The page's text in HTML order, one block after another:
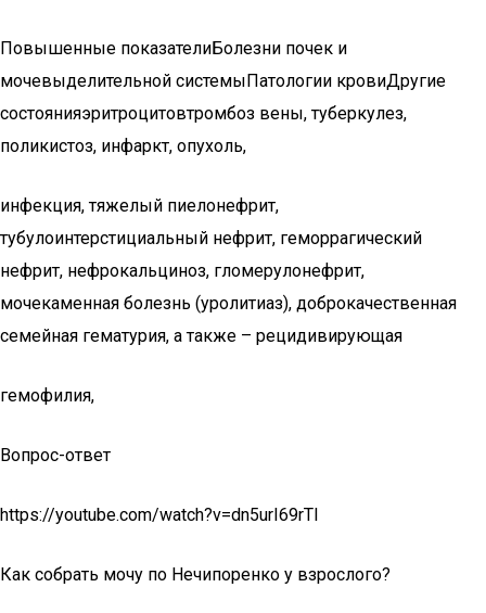
Повышенные показателиБолезни почек и
мочевыделительной системыПатологии кровиДругие
состоянияэритроцитовтромбоз вены, туберкулез,
поликистоз, инфаркт, опухоль,
инфекция, тяжелый пиелонефрит,
тубулоинтерстициальный нефрит, геморрагический
нефрит, нефрокальциноз, гломерулонефрит,
мочекаменная болезнь (уролитиаз), доброкачественная
семейная гематурия, а также – рецидивирующая
гемофилия,
Вопрос-ответ
https://youtube.com/watch?v=dn5urI69rTI
Как собрать мочу по Нечипоренко у взрослого?